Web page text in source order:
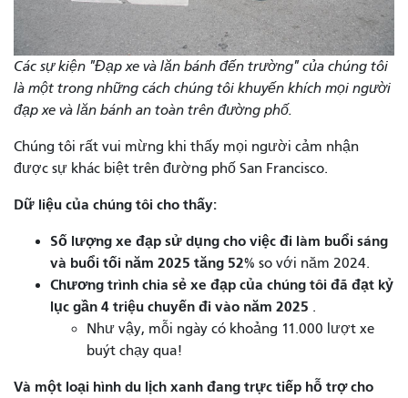
Các sự kiện "Đạp xe và lăn bánh đến trường" của chúng tôi
là một trong những cách chúng tôi khuyến khích mọi người
đạp xe và lăn bánh an toàn trên đường phố.
Chúng tôi rất vui mừng khi thấy mọi người cảm nhận
được sự khác biệt trên đường phố San Francisco.
Dữ liệu của chúng tôi cho thấy:
Số lượng xe đạp sử dụng cho việc đi làm buổi sáng
và buổi tối năm 2025 tăng 52% so với năm 2024.
Chương trình chia sẻ xe đạp của chúng tôi đã đạt kỷ
lục gần 4 triệu chuyến đi vào năm 2025 .
Như vậy, mỗi ngày có khoảng 11.000 lượt xe
buýt chạy qua!
Và một loại hình du lịch xanh đang trực tiếp hỗ trợ cho